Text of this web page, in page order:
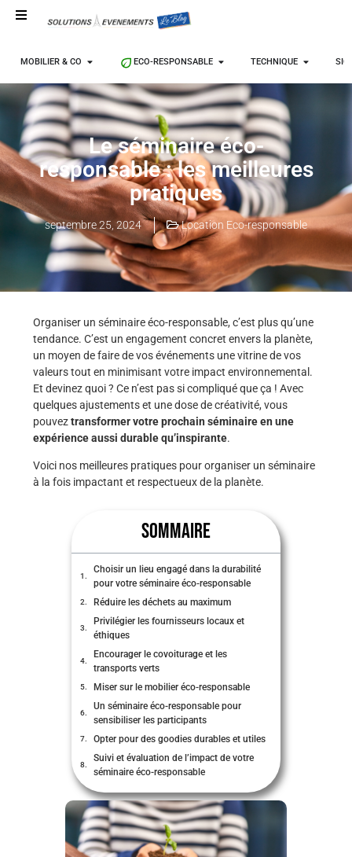
MOBILIER & CO ECO-RESPONSABLE TECHNIQUE
Le séminaire éco-
responsable : les meilleures
pratiques
septembre 25, 2024 Location Eco-responsable
Organiser un séminaire éco-responsable, c’est plus qu’une
tendance. C’est un engagement concret envers la planète,
un moyen de faire de vos événements une vitrine de vos
valeurs tout en minimisant votre impact environnemental.
Et devinez quoi ? Ce n’est pas si compliqué que ça ! Avec
quelques ajustements et une dose de créativité, vous
pouveztransformer votre prochain séminaire en une
expérience aussi durable qu’inspirante.
Voici nos meilleures pratiques pour organiser un séminaire
à la fois impactant et respectueux de la planète.
SOMMAIRE
Choisir un lieu engagé dans la durabilité
pour votre séminaire éco-responsable
Réduire les déchets au maximum
Privilégier les fournisseurs locaux et
éthiques
Encourager le covoiturage et les
transports verts
Miser sur le mobilier éco-responsable
Un séminaire éco-responsable pour
sensibiliser les participants
Opter pour des goodies durables et utiles
Suivi et évaluation de l’impact de votre
séminaire éco-responsable